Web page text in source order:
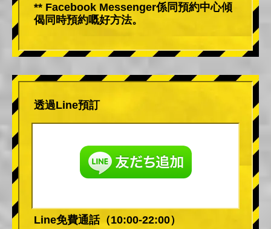
** Facebook Messenger係同預約中心傾
偈同時預約嘅好方法。
透過Line預訂
Line免費通話（10:00-22:00）